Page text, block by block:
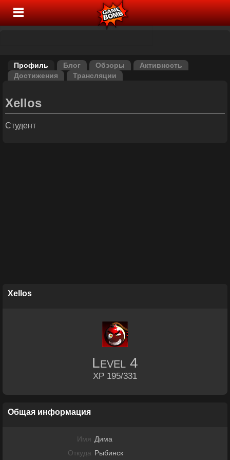
Профиль Блог Обзоры
Активность
Достижения
Трансляции
Xellos
Студент
Xellos
Level 4
XP 195/331
Общая информация
Имя Дима
Откуда Рыбинск